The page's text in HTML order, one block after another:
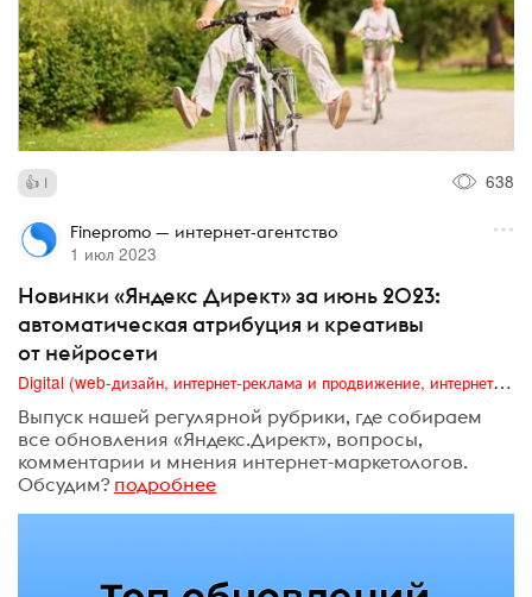
1 638
Finepromo — интернет-агентство
1 июл 2023
Новинки «Яндекс Директ» за июнь 2023:
автоматическая атрибуция и креативы
от нейросети
Digital (web-дизайн, интернет-реклама и продвижение, интернет-сообщества и блоги, интернет-коммуникации, мобильный маркетинг, реклама на цифровых экранах)
Выпуск нашей регулярной рубрики, где собираем
все обновления «Яндекс.Директ», вопросы,
комментарии и мнения интернет-маркетологов.
Обсудим? подробнее